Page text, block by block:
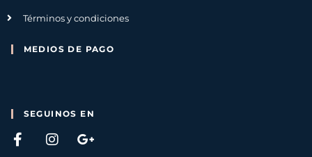
Términos y condiciones
MEDIOS DE PAGO
SEGUINOS EN